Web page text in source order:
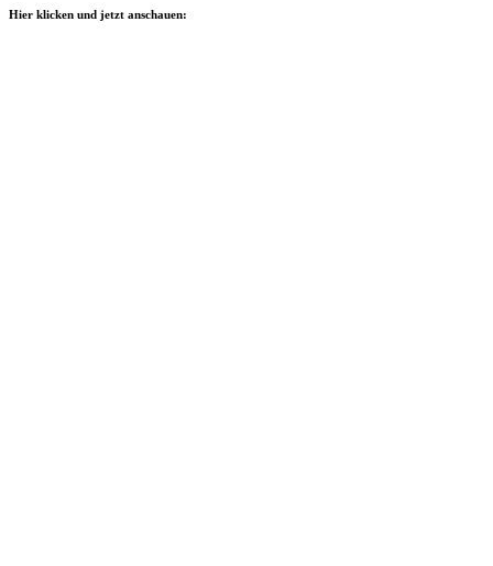
Hier klicken und jetzt anschauen: